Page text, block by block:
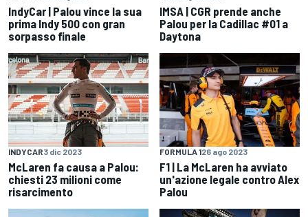
IndyCar | Palou vince la sua
prima Indy 500 con gran
sorpasso finale
IMSA | CGR prende anche
Palou per la Cadillac #01 a
Daytona
INDYCAR3 dic 2023
McLaren fa causa a Palou:
chiesti 23 milioni come
risarcimento
FORMULA 126 ago 2023
F1 | La McLaren ha avviato
un'azione legale contro Alex
Palou